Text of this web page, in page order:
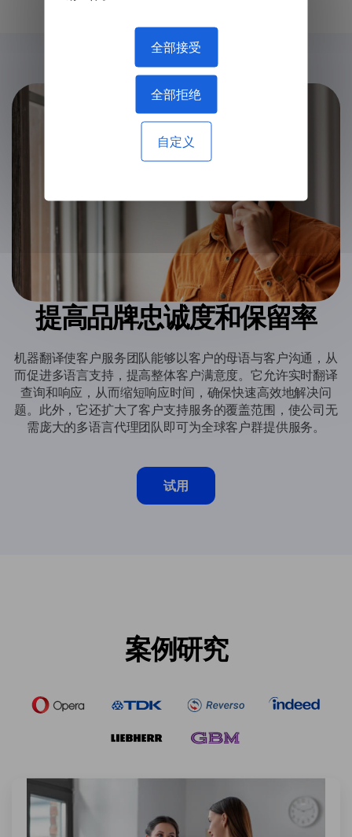
全部接受
全部拒绝
自定义
提高品牌忠诚度和保留率
机器翻译使客户服务团队能够以客户的母语与客户沟通，从
而促进多语言支持，提高整体客户满意度。它允许实时翻译
查询和响应，从而缩短响应时间，确保快速高效地解决问
题。此外，它还扩大了客户支持服务的覆盖范围，使公司无
需庞大的多语言代理团队即可为全球客户群提供服务。
试用
案例研究